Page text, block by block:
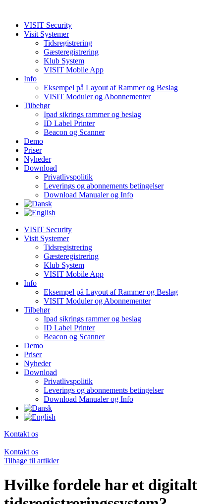
VISIT Security
Visit Systemer
Tidsregistrering
Gæsteregistrering
Klub System
VISIT Mobile App
Info
Eksempel på Layout af Rammer og Beslag
VISIT Moduler og Abonnementer
Tilbehør
Ipad sikrings rammer og beslag
ID Label Printer
Beacon og Scanner
Demo
Priser
Nyheder
Download
Privatlivspolitik
Leverings og abonnements betingelser
Download Manualer og Info
VISIT Security
Visit Systemer
Tidsregistrering
Gæsteregistrering
Klub System
VISIT Mobile App
Info
Eksempel på Layout af Rammer og Beslag
VISIT Moduler og Abonnementer
Tilbehør
Ipad sikrings rammer og beslag
ID Label Printer
Beacon og Scanner
Demo
Priser
Nyheder
Download
Privatlivspolitik
Leverings og abonnements betingelser
Download Manualer og Info
Kontakt os
Kontakt os
Tilbage til artikler
Hvilke fordele har et digitalt